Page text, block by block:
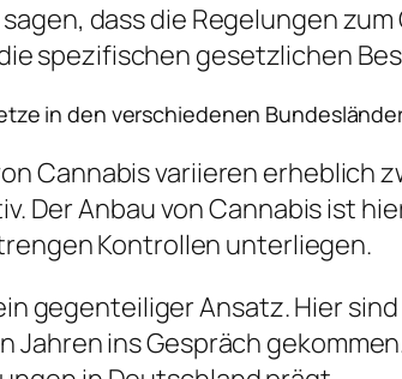
dass die Regelungen
spezifischen gesetzlichen
in den verschiedenen
Cannabis variieren erheblich
Der Anbau von Cannabis ist
Kontrollen unterliegen.
gegenteiliger Ansatz. Hier
Jahren ins Gespräch